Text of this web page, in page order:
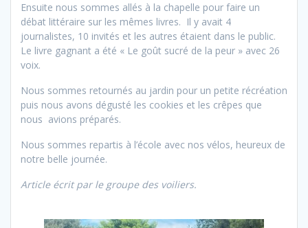
Ensuite nous sommes allés à la chapelle pour faire un
débat littéraire sur les mêmes livres. Il y avait 4
journalistes, 10 invités et les autres étaient dans le public.
Le livre gagnant a été « Le goût sucré de la peur » avec 26
voix.
Nous sommes retournés au jardin pour un petite récréation
puis nous avons dégusté les cookies et les crêpes que
nous avions préparés.
Nous sommes repartis à l’école avec nos vélos, heureux de
notre belle journée.
Article écrit par le groupe des voiliers.